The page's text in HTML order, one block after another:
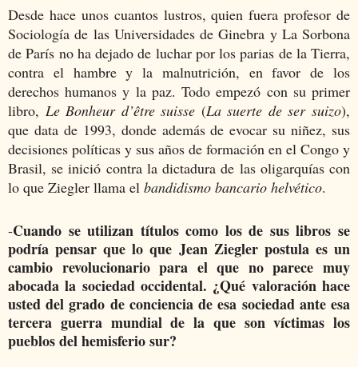
Desde hace unos cuantos lustros, quien fuera profesor de
Sociología de las Universidades de Ginebra y La Sorbona
de París no ha dejado de luchar por los parias de la Tierra,
contra el hambre y la malnutrición, en favor de los
derechos humanos y la paz. Todo empezó con su primer
libro, Le Bonheur d’être suisse (La suerte de ser suizo),
que data de 1993, donde además de evocar su niñez, sus
decisiones políticas y sus años de formación en el Congo y
Brasil, se inició contra la dictadura de las oligarquías con
lo que Ziegler llama el bandidismo bancario helvético.
-Cuando se utilizan títulos como los de sus libros se
podría pensar que lo que Jean Ziegler postula es un
cambio revolucionario para el que no parece muy
abocada la sociedad occidental. ¿Qué valoración hace
usted del grado de conciencia de esa sociedad ante esa
tercera guerra mundial de la que son víctimas los
pueblos del hemisferio sur?